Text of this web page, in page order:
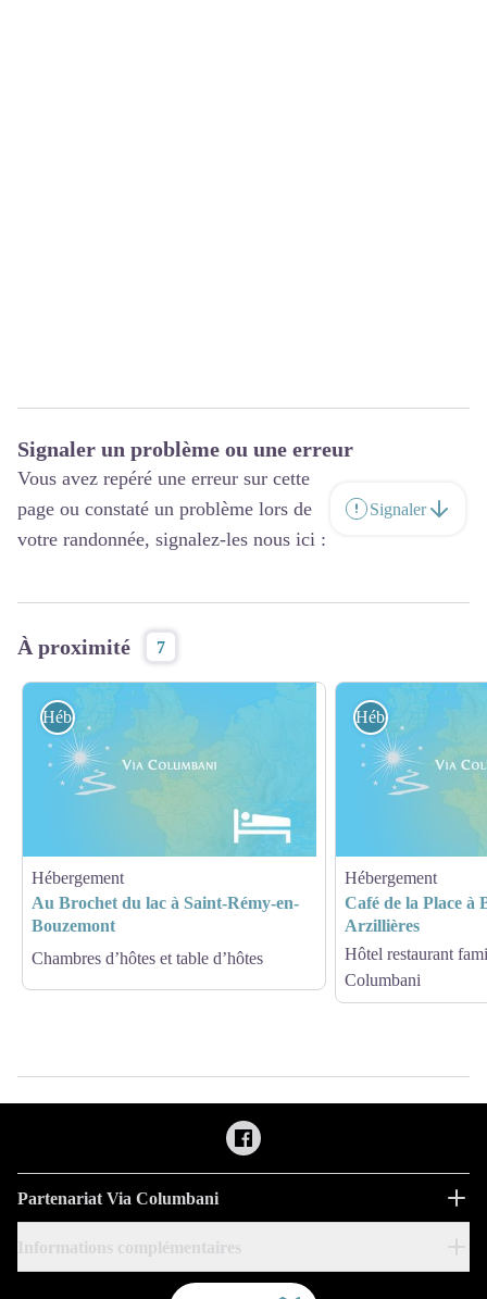
Signaler un problème ou une erreur
Vous avez repéré une erreur sur cette
page ou constaté un problème lors de
votre randonnée, signalez-les nous ici :
Signaler
À proximité 7
Hébergement
Hébergement
Au Brochet du lac à Saint-Rémy-en-
Bouzemont
Chambres d’hôtes et table d’hôtes
Hébergement
Hébergement
Café de la Place à
Arzillières
Hôtel restaurant
Columbani
Partenariat Via Columbani
Informations complémentaires